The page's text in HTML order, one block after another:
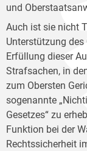
und
Auch ist sie nicht
Unterstützung
Erfüllung dieser
Strafsachen, in
zum Obersten
sogenannte
Gesetzes“ zu
Funktion bei der
Rechtssicherheit